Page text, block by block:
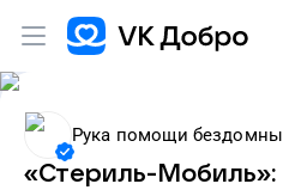
Рука помощи
«Стериль-